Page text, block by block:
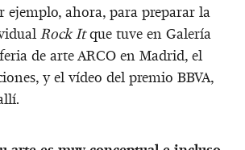
ejemplo, ahora, para preparar la
Rock Itque tuve en Galería
de arte ARCO en Madrid, el
y el vídeo del premio BBVA,